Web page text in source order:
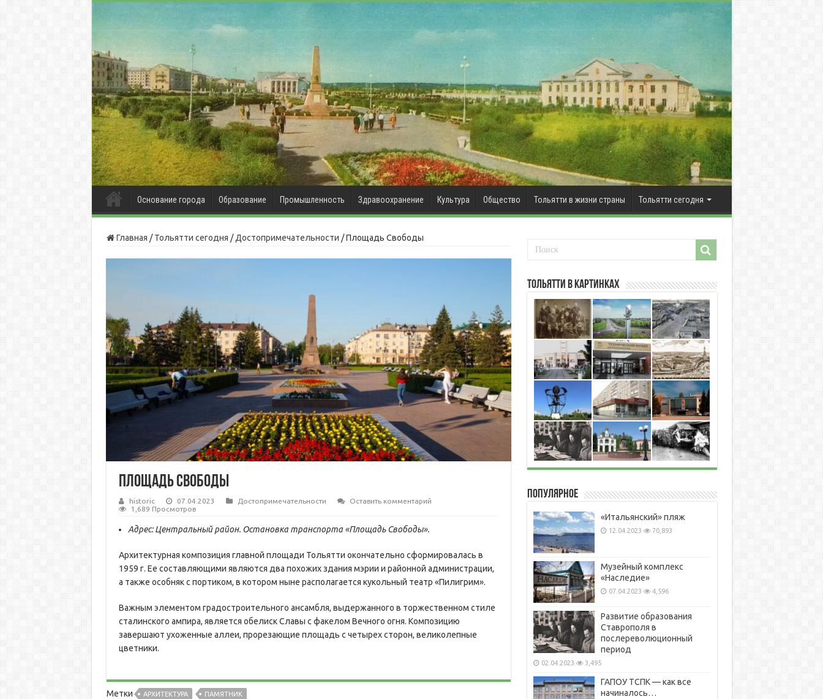
Основание города Образование Промышленность Здравоохранение Культура Общество Тольятти в жизни страны Тольятти сегодня
Главная / Тольятти сегодня / Достопримечательности / Площадь Свободы
Площадь Свободы
historic 07.04.2023 Достопримечательности
Оставить комментарий
1,689 Просмотров
Адрес: Центральный район. Остановка транспорта «Площадь Свободы».
Архитектурная композиция главной площади Тольятти окончательно сформировалась в
1959 г. Ее составляющими являются два похожих здания мэрии и районной администрации,
а также особняк с портиком, в котором ныне располагается кукольный театр «Пилигрим».
Важным элементом градостроительного ансамбля, выдержанного в торжественном стиле
сталинского ампира, является обелиск Славы с факелом Вечного огня. Композицию
завершают ухоженные аллеи, прорезающие площадь с четырех сторон, великолепные
цветники.
Метки АРХИТЕКТУРА ПАМЯТНИК
Тольятти в картинках
Популярное
«Итальянский» пляж
12.04.2023 70,893
Музейный комплекс
«Наследие»
07.04.2023 4,596
Развитие образования
Ставрополя в
послереволюционный
период
02.04.2023 3,495
ГАПОУ ТСПК — как все
начиналось…